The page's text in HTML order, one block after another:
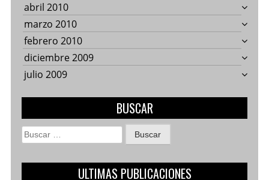
abril 2010
marzo 2010
febrero 2010
diciembre 2009
julio 2009
BUSCAR
Buscar:
ULTIMAS PUBLICACIONES